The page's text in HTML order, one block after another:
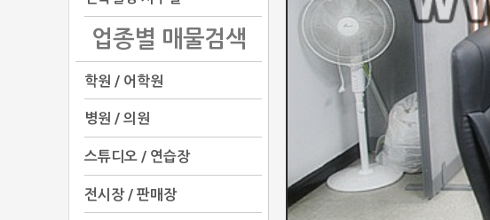
업종별 매물검색
학원 / 어학원
병원 / 의원
스튜디오 / 연습장
전시장 / 판매장